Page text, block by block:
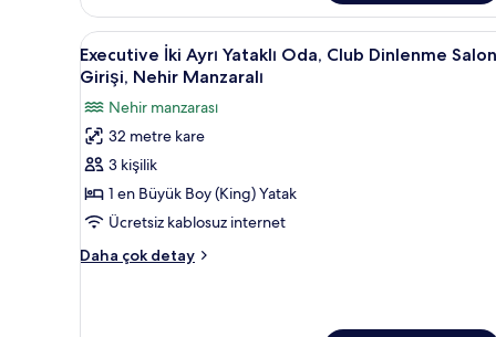
(King)
Boy
Yatak,
Engellilere
Uygun
hakkında
daha
fazla
detay
Executive
İki
Ayrı
Yataklı
Oda,
Club
Dinlenme
Salonu
Girişi,
Nehir
Minibar, odada kasa, masa,
9
Executive İki Ayrı Yataklı Oda, Club Dinlenme
Girişi, Nehir Manzaralı
Nehir manzarası
32 metre kare
3 kişilik
1 en Büyük Boy (King) Yatak
Ücretsiz kablosuz internet
Daha çok detay
Executive